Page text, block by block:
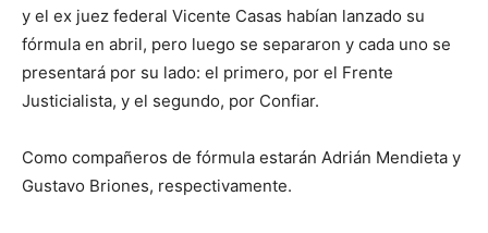
y el ex juez federal Vicente Casas habían lanzado su
fórmula en abril, pero luego se separaron y cada uno se
presentará por su lado: el primero, por el Frente
Justicialista, y el segundo, por Confiar.
Como compañeros de fórmula estarán Adrián Mendieta y
Gustavo Briones, respectivamente.